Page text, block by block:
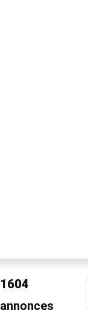
1604
annonces